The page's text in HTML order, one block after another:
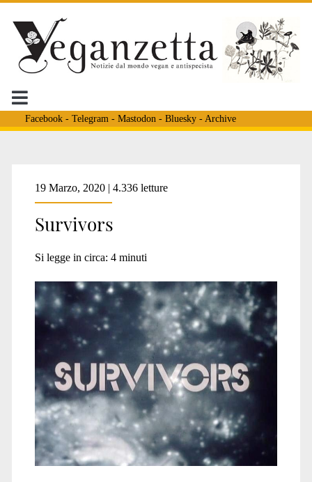
Facebook- Telegram - Mastodon - Bluesky- Archive
Tag:
<span>serie
tv</span>
19 Marzo, 2020 | 4.336 letture
Survivors
Si legge in circa: 4 minuti